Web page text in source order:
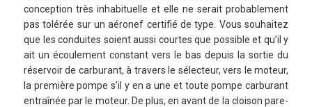
conception très inhabituelle et elle ne serait probablement
pas tolérée sur un aéronef certifié de type. Vous souhaitez
que les conduites soient aussi courtes que possible et qu’il y
ait un écoulement constant vers le bas depuis la sortie du
réservoir de carburant, à travers le sélecteur, vers le moteur,
la première pompe s’il y en a une et toute pompe carburant
entraînée par le moteur. De plus, en avant de la cloison pare-